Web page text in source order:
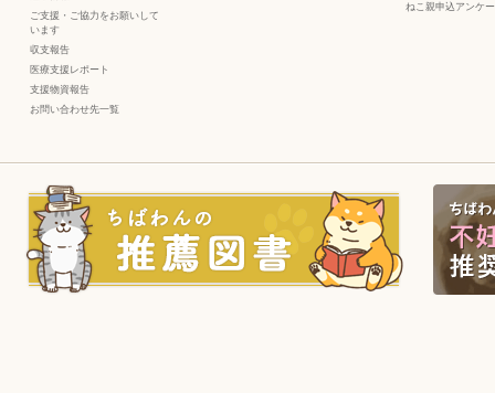
ご支援・ご協力をお願いして
います
収支報告
医療支援レポート
支援物資報告
お問い合わせ先一覧
ねこ親申込アンケ